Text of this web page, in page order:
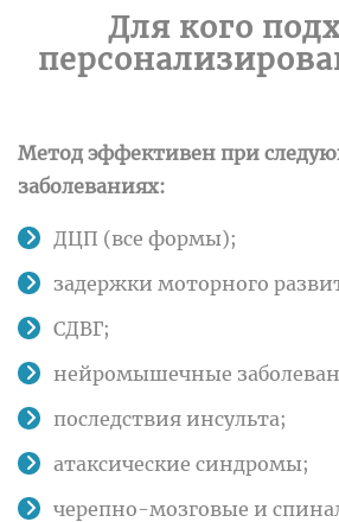
Для кого
Метод эффективен при
заболеваниях:
ДЦП (все формы);
задержки моторного
СДВГ;
нейромышечные
последствия инсульта;
атаксические синдромы;
черепно-мозговые и